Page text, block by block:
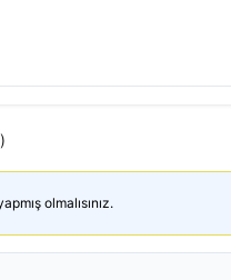
olmalısınız.